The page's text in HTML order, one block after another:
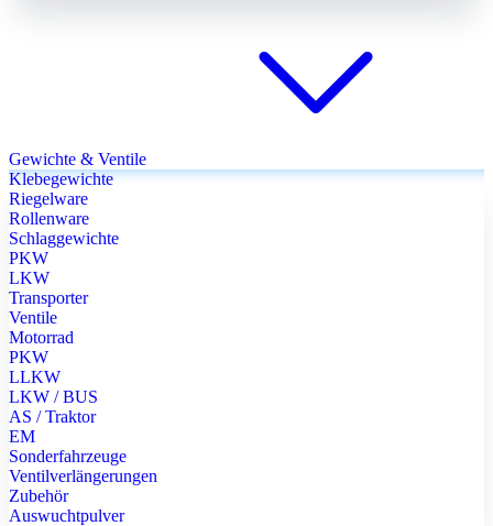
Gewichte & Ventile
Klebegewichte
Riegelware
Rollenware
Schlaggewichte
PKW
LKW
Transporter
Ventile
Motorrad
PKW
LLKW
LKW / BUS
AS / Traktor
EM
Sonderfahrzeuge
Ventilverlängerungen
Zubehör
Auswuchtpulver